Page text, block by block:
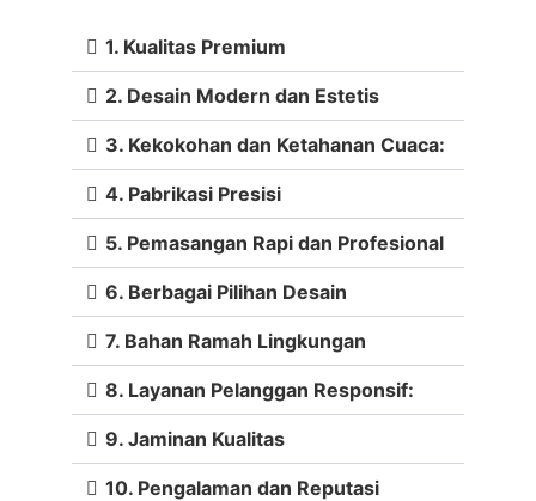
1. Kualitas Premium
2. Desain Modern dan Estetis
3. Kekokohan dan Ketahanan Cuaca:
4. Pabrikasi Presisi
5. Pemasangan Rapi dan Profesional
6. Berbagai Pilihan Desain
7. Bahan Ramah Lingkungan
8. Layanan Pelanggan Responsif:
9. Jaminan Kualitas
10. Pengalaman dan Reputasi